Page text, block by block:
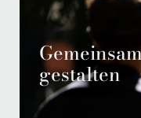
gestalten